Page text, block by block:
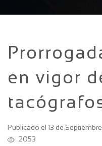
en vigor
Publicado el 13 de
2053